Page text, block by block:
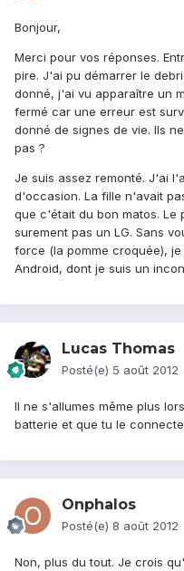
Bonjour,
Merci pour vos réponses.
pire. J'ai pu démarrer le
donné, j'ai vu apparaître un
fermé car une erreur est
donné de signes de vie. Ils
pas ?
Je suis assez remonté. J'ai
d'occasion. La fille n'avait
que c'était du bon matos. Le
surement pas un LG. Sans
force (la pomme croquée),
Android, dont je suis un
Lucas Thomas
Posté(e) 5 août 2012
Il ne s'allumes même plus
batterie et que tu le
Onphalos
Posté(e) 8 août 2012
Non, plus du tout. Je crois